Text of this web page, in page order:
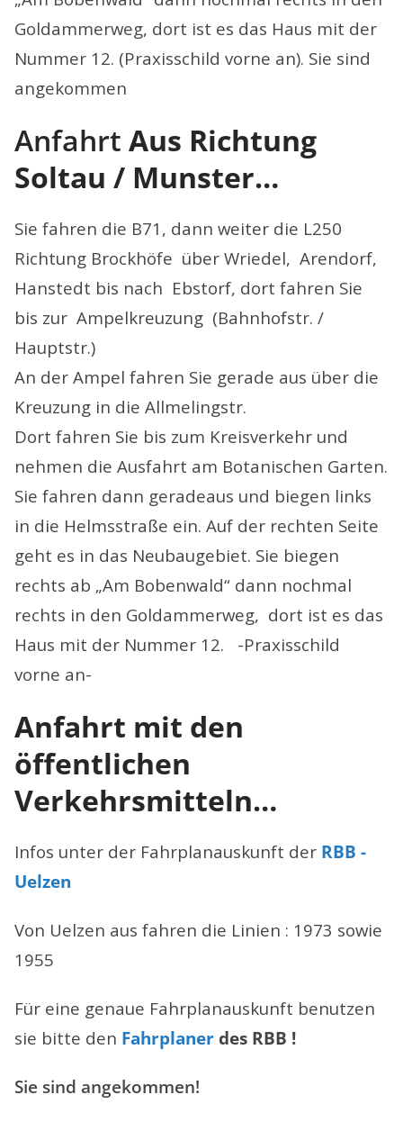
Goldammerweg, dort ist es das Haus mit der
Nummer 12. (Praxisschild vorne an). Sie sind
angekommen
Anfahrt Aus Richtung
Soltau / Munster…
Sie fahren die B71, dann weiter die L250
Richtung Brockhöfe über Wriedel, Arendorf,
Hanstedt bis nach Ebstorf, dort fahren Sie
bis zur Ampelkreuzung (Bahnhofstr. /
Hauptstr.)
An der Ampel fahren Sie gerade aus über die
Kreuzung in die Allmelingstr.
Dort fahren Sie bis zum Kreisverkehr und
nehmen die Ausfahrt am Botanischen Garten.
Sie fahren dann geradeaus und biegen links
in die Helmsstraße ein. Auf der rechten Seite
geht es in das Neubaugebiet. Sie biegen
rechts ab „Am Bobenwald“ dann nochmal
rechts in den Goldammerweg, dort ist es das
Haus mit der Nummer 12. -Praxisschild
vorne an-
Anfahrt mit den
öffentlichen
Verkehrsmitteln…
Infos unter der Fahrplanauskunft der RBB -
Uelzen
Von Uelzen aus fahren die Linien : 1973 sowie
1955
Für eine genaue Fahrplanauskunft benutzen
sie bitte den Fahrplaner des RBB !
Sie sind angekommen!